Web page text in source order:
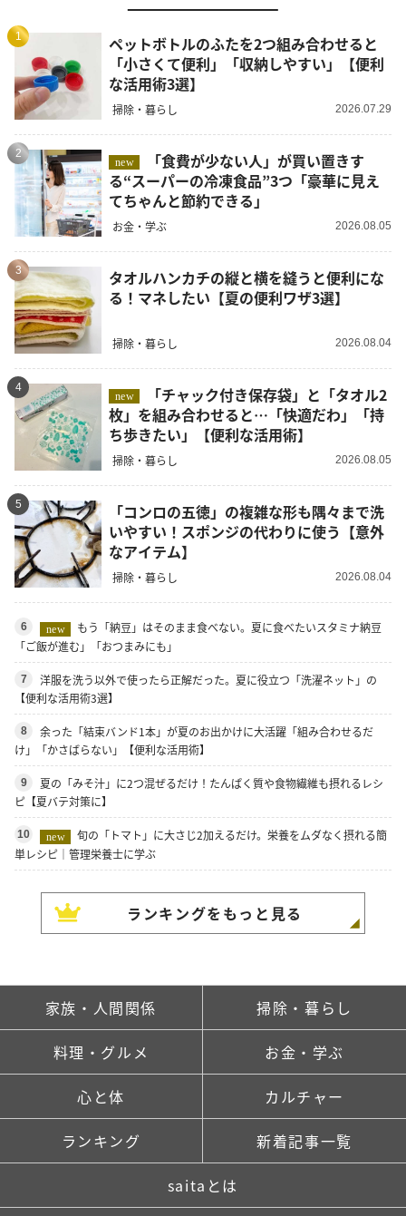
1
ペットボトルのふたを2つ組み合わせると
「小さくて便利」「収納しやすい」【便利
な活用術3選】
掃除・暮らし 2026.07.29
2
new
る“スーパーの冷凍食品”3つ「豪華に見え
てちゃんと節約できる」
お金・学ぶ 2026.08.05
3
タオルハンカチの縦と横を縫うと便利にな
る！マネしたい【夏の便利ワザ3選】
掃除・暮らし 2026.08.04
4
new
枚」を組み合わせると…「快適だわ」「持
ち歩きたい」【便利な活用術】
掃除・暮らし 2026.08.05
5
「コンロの五徳」の複雑な形も隅々まで洗
いやすい！スポンジの代わりに使う【意外
なアイテム】
掃除・暮らし 2026.08.04
6 new
もう「納豆」はそのまま食べない。夏に食べたいスタミナ納豆
「ご飯が進む」「おつまみにも」
7
洋服を洗う以外で使ったら正解だった。夏に役立つ「洗濯ネット」の
【便利な活用術3選】
8
余った「結束バンド1本」が夏のお出かけに大活躍「組み合わせるだ
け」「かさばらない」【便利な活用術】
9
夏の「みそ汁」に2つ混ぜるだけ！たんぱく質や食物繊維も摂れるレシ
ピ【夏バテ対策に】
10 new
旬の「トマト」に大さじ2加えるだけ。栄養をムダなく摂れる簡
単レシピ｜管理栄養士に学ぶ
ランキングをもっと見る
家族・人間関係 掃除・暮らし
料理・グルメ お金・学ぶ
心と体 カルチャー
ランキング 新着記事一覧
saitaとは